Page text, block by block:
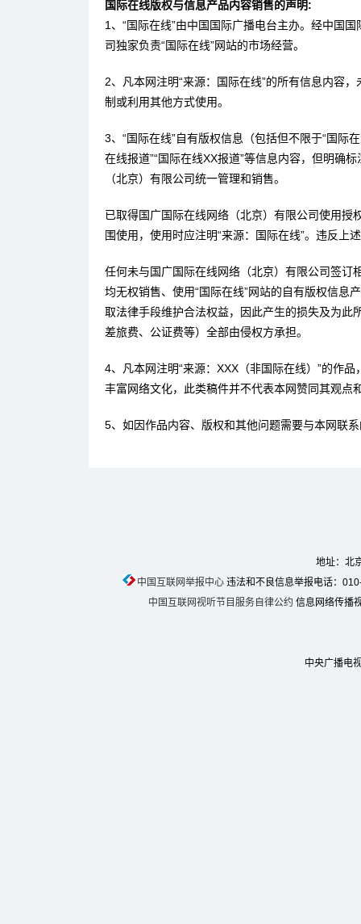
国际在线版权与信息产品内容销售的声明:
1、“国际在线”由中国国际广播电台主办。经中国
司独家负责“国际在线”网站的市场经营。
2、凡本网注明“来源：国际在线”的所有信息内容
制或利用其他方式使用。
3、“国际在线”自有版权信息（包括但不限于“国际
在线报道”“国际在线XX报道”等信息内容，但明确
（北京）有限公司统一管理和销售。
已取得国广国际在线网络（北京）有限公司使用
围使用，使用时应注明“来源：国际在线”。违反上
任何未与国广国际在线网络（北京）有限公司签订
均无权销售、使用“国际在线”网站的自有版权信息
取法律手段维护合法权益，因此产生的损失及为此
差旅费、公证费等）全部由侵权方承担。
4、凡本网注明“来源：XXX（非国际在线）”的作
丰富网络文化，此类稿件并不代表本网赞同其观点
5、如因作品内容、版权和其他问题需要与本网联
地址：北
中国互联网举报中心违法和不良信息举报电话：
中国互联网视听节目服务自律公约 信息网络传播
中央广播电